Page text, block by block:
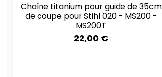
Chaîne titanium pour guide de 35cm
de coupe pour Stihl 020 - MS200 -
MS200T
22,00 €